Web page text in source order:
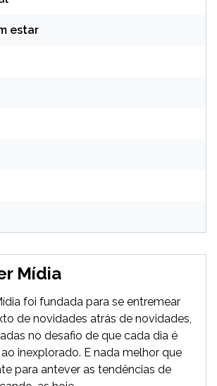
estar
Mídia
foi fundada para se entremear
de novidades atrás de novidades,
no desafio de que cada dia é
inexplorado. E nada melhor que
para antever as tendências de